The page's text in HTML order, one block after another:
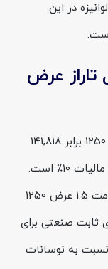
در این
1.5 میل تاراز عرض
قیمت امروز ورق گالوانیزه 1.5 میل تاراز عرض 1250 برابر 141,818
تومان بدون مالیات و حدود 156,000 تومان با مالیات ۱۰٪ است.
نوسانات اخیر قیمت ورق گالوانیزه تاراز ضخامت 1.5 عرض 1250
ثابت صنعتی برای
نسبت به نوسانات